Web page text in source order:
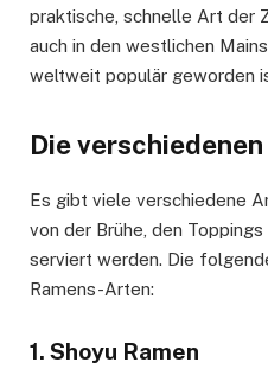
praktische, schnelle Art der
auch in den westlichen
weltweit populär geworden
Die
Es gibt viele verschiedene
von der Brühe, den
serviert werden. Die
Ramens-Arten:
1. Shoyu Ramen